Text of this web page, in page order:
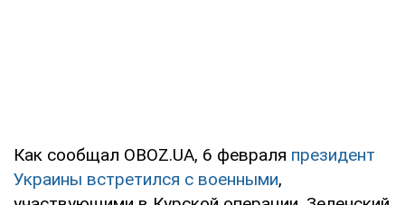
Как сообщал OBOZ.UA, 6 февраля президент
Украины встретился с военными,